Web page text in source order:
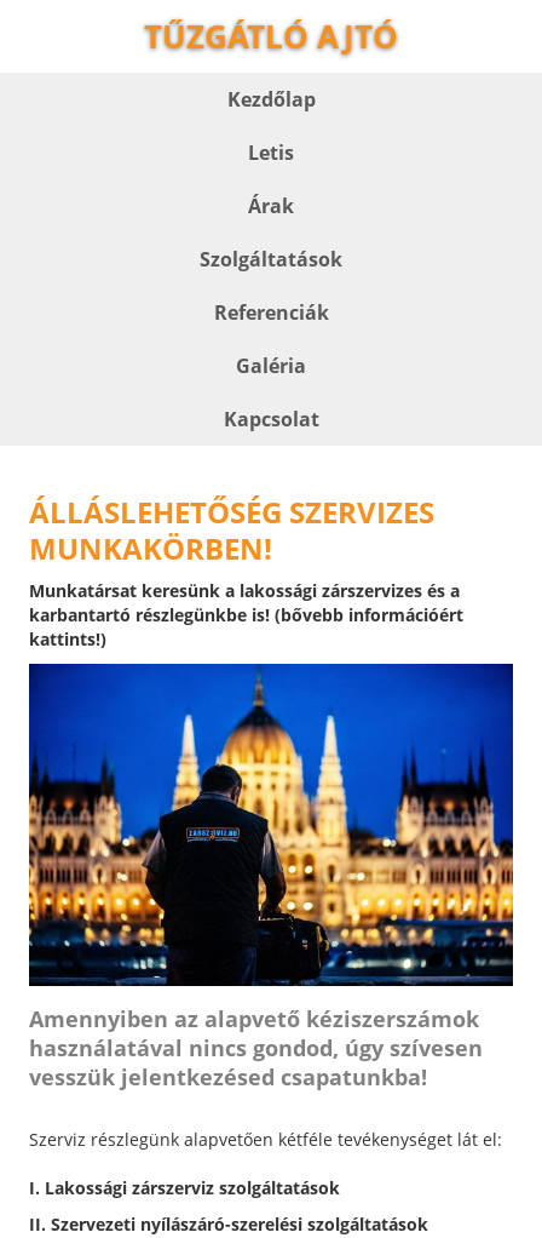
TŰZGÁTLÓ AJTÓ
Kezdőlap
Letis
Árak
Szolgáltatások
Referenciák
Galéria
Kapcsolat
ÁLLÁSLEHETŐSÉG SZERVIZES
MUNKAKÖRBEN!
Munkatársat keresünk a lakossági zárszervizes és a
karbantartó részlegünkbe is! (bővebb információért
kattints!)
Amennyiben az alapvető kéziszerszámok
használatával nincs gondod, úgy szívesen
vesszük jelentkezésed csapatunkba!
Szerviz részlegünk alapvetően kétféle tevékenységet lát el:
I. Lakossági zárszerviz szolgáltatások
II. Szervezeti nyílászáró-szerelési szolgáltatások